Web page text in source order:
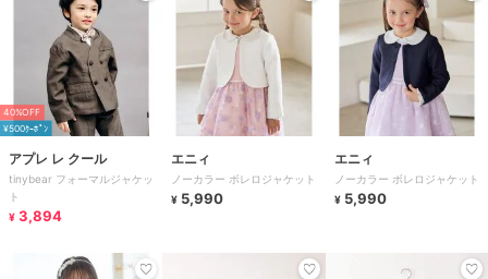
40%OFF
¥500ｸｰﾎﾟﾝ
アプレ レ クール
tinybear フォーマルジャケッ
ト
¥ 3,894
エニィ
ノーカラー ボレロジャケット
¥ 5,990
エニィ
ノーカラー ボレロジャケット
¥ 5,990